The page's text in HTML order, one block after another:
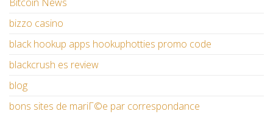
bizzo casino
black hookup apps hookuphotties promo code
blackcrush es review
blog
bons sites de mariГ©e par correspondance